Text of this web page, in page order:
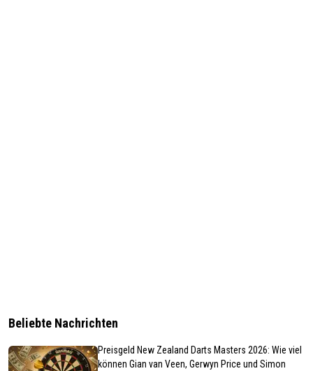
Beliebte Nachrichten
Preisgeld New Zealand Darts Masters 2026: Wie viel
können Gian van Veen, Gerwyn Price und Simon